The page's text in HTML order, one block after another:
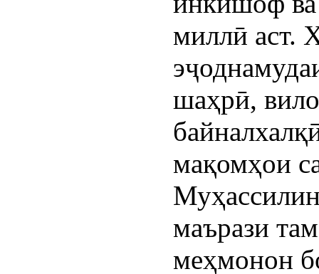
миллӣ аст.
шаҳрӣ,
мақомҳои
маърази
меҳмонон